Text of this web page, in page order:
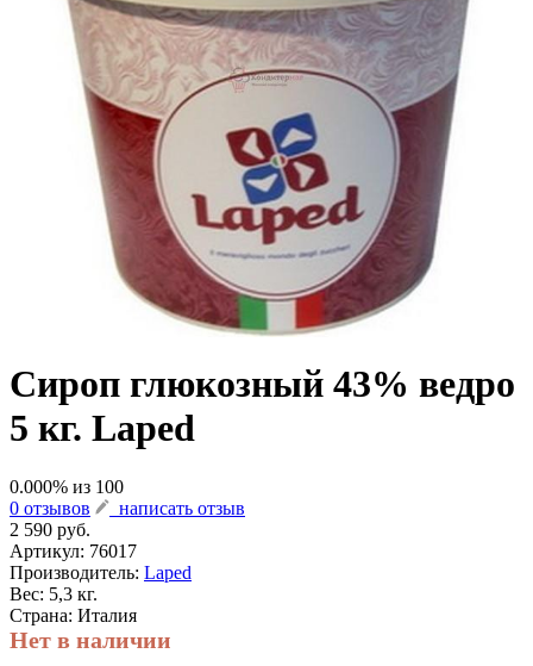
Сироп глюкозный 43% ведро
5 кг. Laped
0.000% из 100
0 отзывов
написать отзыв
2 590 руб.
Артикул: 76017
Производитель: Laped
Вес: 5,3 кг.
Страна: Италия
Нет в наличии